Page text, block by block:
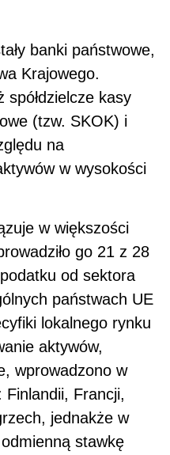
banki państwowe,
Krajowego.
spółdzielcze kasy
(tzw. SKOK) i
na
w wysokości
w większości
go 21 z 28
od sektora
państwach UE
lokalnego rynku
aktywów,
wprowadzono w
Finlandii, Francji,
jednakże w
stawkę